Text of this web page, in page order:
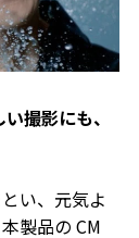
撮影にも、
い、元気よ
製品の CM